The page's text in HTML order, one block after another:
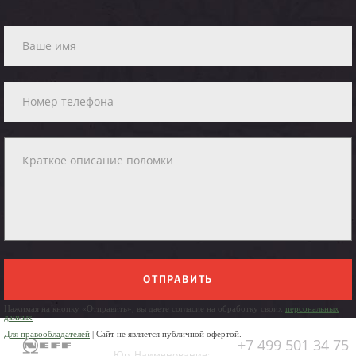
ОТПРАВИТЬ
Нажимая на кнопку «Отправить», вы даете согласие на обработку своих персональных
данных
Для правообладателей | Сайт не является публичной офертой.
+7 499 501 34 75